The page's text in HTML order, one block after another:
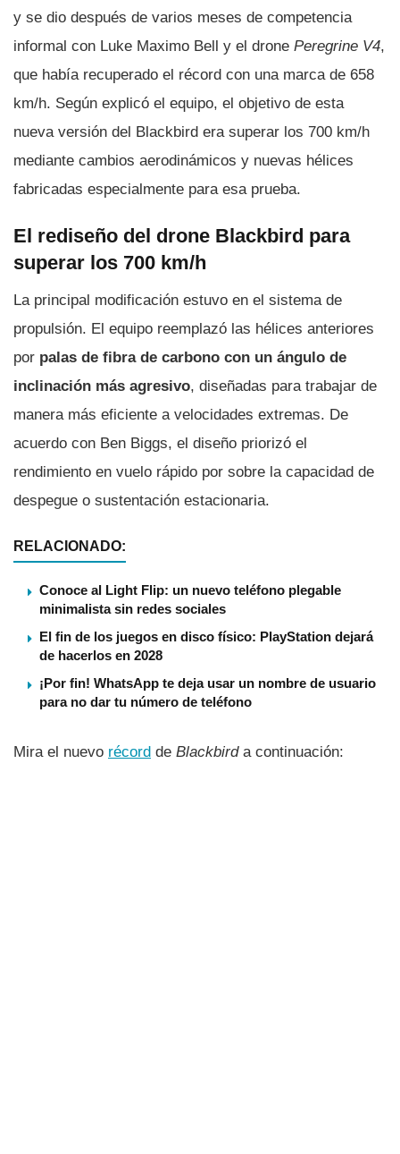
y se dio después de varios meses de competencia
informal con Luke Maximo Bell y el drone Peregrine V4,
que había recuperado el récord con una marca de 658
km/h. Según explicó el equipo, el objetivo de esta
nueva versión del Blackbird era superar los 700 km/h
mediante cambios aerodinámicos y nuevas hélices
fabricadas especialmente para esa prueba.
El rediseño del drone Blackbird para
superar los 700 km/h
La principal modificación estuvo en el sistema de
propulsión. El equipo reemplazó las hélices anteriores
por palas de fibra de carbono con un ángulo de
inclinación más agresivo, diseñadas para trabajar de
manera más eficiente a velocidades extremas. De
acuerdo con Ben Biggs, el diseño priorizó el
rendimiento en vuelo rápido por sobre la capacidad de
despegue o sustentación estacionaria.
RELACIONADO:
Conoce al Light Flip: un nuevo teléfono plegable
minimalista sin redes sociales
El fin de los juegos en disco físico: PlayStation dejará
de hacerlos en 2028
¡Por fin! WhatsApp te deja usar un nombre de usuario
para no dar tu número de teléfono
Mira el nuevo récord de Blackbirda continuación: